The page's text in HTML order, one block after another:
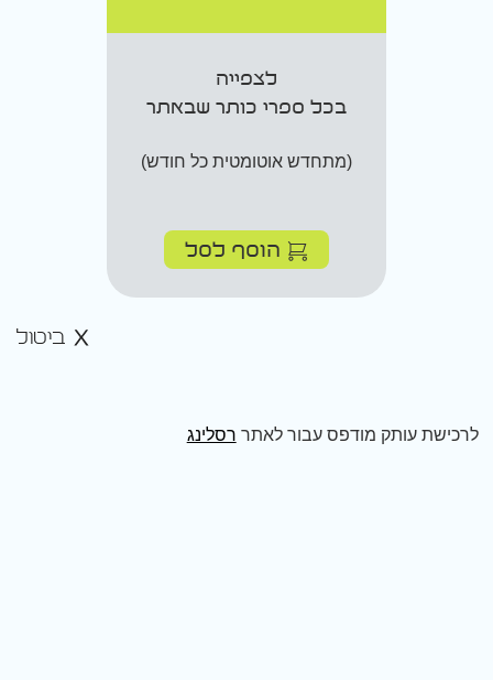
לצפייה
בכל ספרי כותר שבאתר
(מתחדש אוטומטית כל חודש)
הוסף לסל
ביטול
לרכישת עותק מודפס עבור לאתר רסלינג